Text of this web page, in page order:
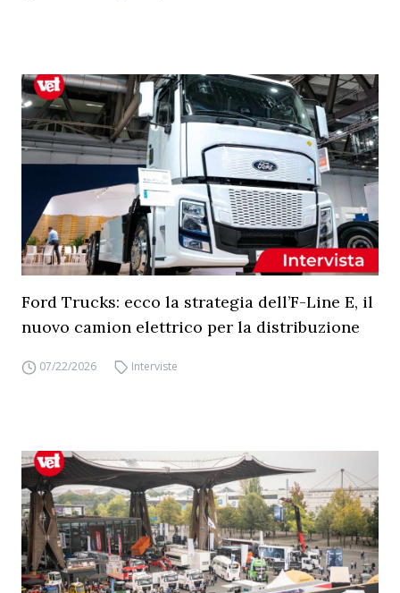
Ford Trucks: ecco la strategia dell’F-Line E, il
nuovo camion elettrico per la distribuzione
07/22/2026 Interviste